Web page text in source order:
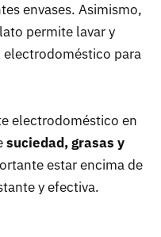
envases. Asimismo,
permite lavar y
electrodoméstico para
electrodoméstico en
suciedad, grasas y
estar encima de
y efectiva.